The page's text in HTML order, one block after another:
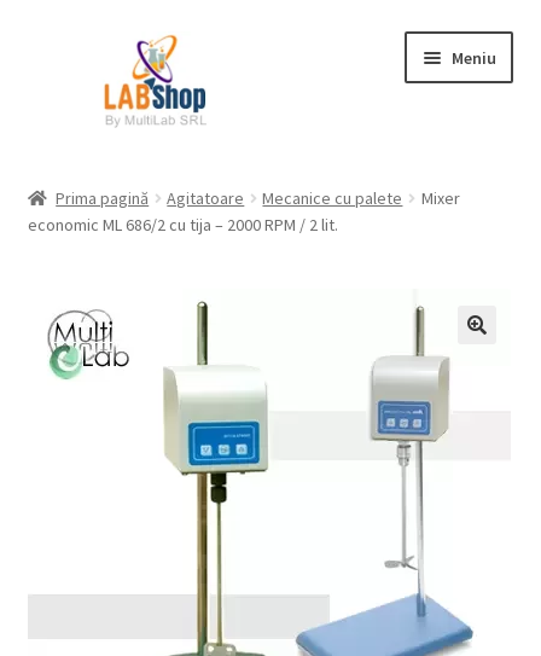
Meniu
Contul meu
Plată
Prima pagină Agitatoare Mecanice cu palete
Mixer
economic ML 686/2 cu tija – 2000 RPM / 2 lit.